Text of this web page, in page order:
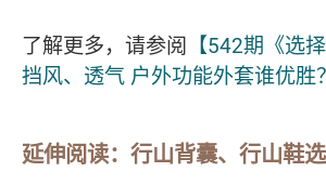
了解更多，请参阅 【542期《选
挡风、透气 户外功能外套谁优胜
延伸阅读：行山背囊、行山鞋